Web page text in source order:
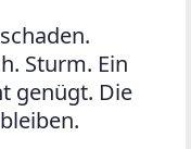
Sturm. Ein
genügt. Die